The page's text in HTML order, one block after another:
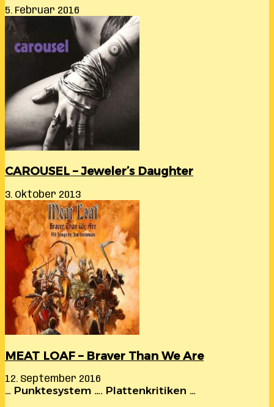
5. Februar 2016
CAROUSEL – Jeweler’s Daughter
3. Oktober 2013
MEAT LOAF – Braver Than We Are
12. September 2016
… Punktesystem …. Plattenkritiken …